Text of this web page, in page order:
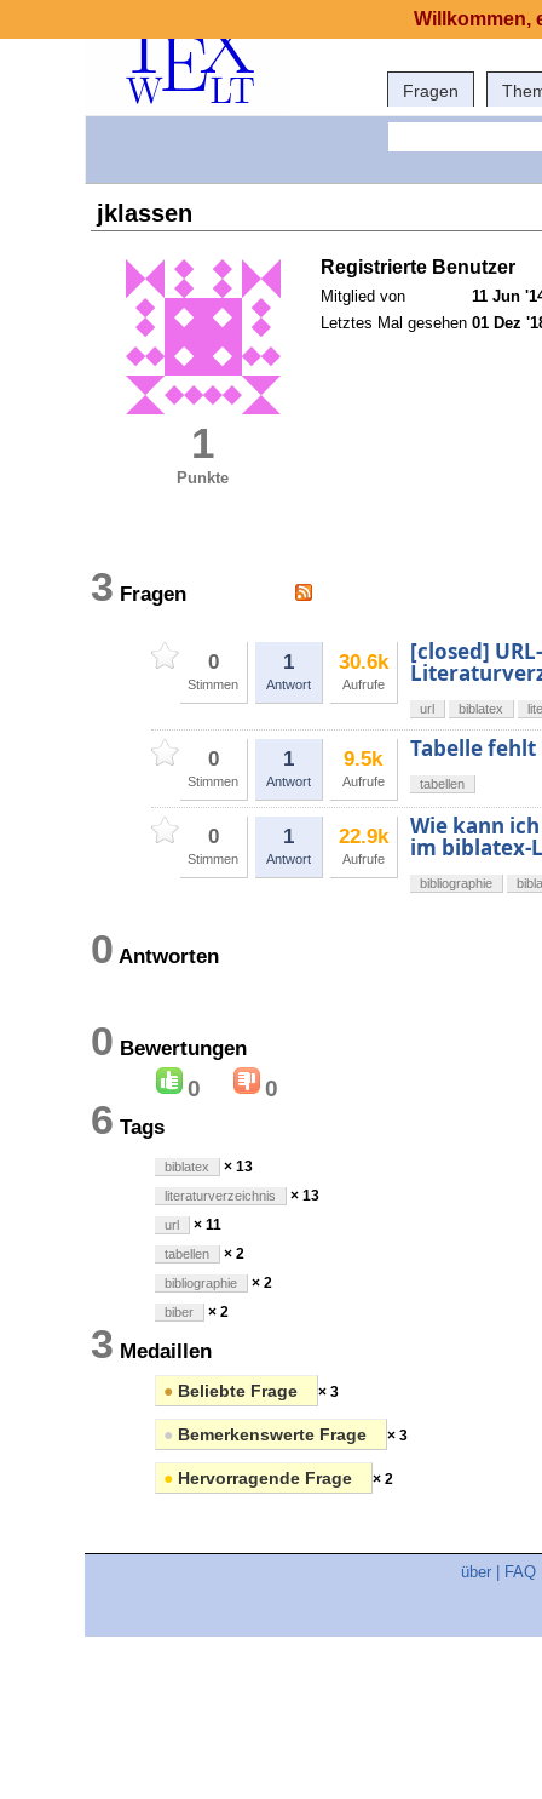
Fragen
jklassen
1
Punkte
Registrierte Benutzer
Mitglied von
11 Jun
Letztes Mal gesehen 01 Dez
3 Fragen
0
Stimmen
1
Antwort
30.6k
Aufrufe
[closed]
url biblatex
0
Stimmen
1
Antwort
9.5k
Aufrufe
Tabelle
tabellen
0
Stimmen
1
Antwort
22.9k
Aufrufe
Wie kann
im biblatex-
bibliographie
0 Antworten
0 Bewertungen
0 0
6 Tags
biblatex × 13
literaturverzeichnis × 13
url × 11
tabellen × 2
bibliographie × 2
biber × 2
3 Medaillen
● Beliebte Frage × 3
● Bemerkenswerte Frage × 3
● Hervorragende Frage × 2
über FAQ
Willkommen,